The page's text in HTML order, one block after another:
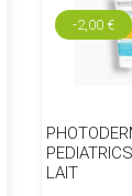
LAIT
-2,00 €